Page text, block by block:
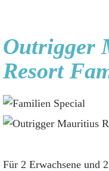
Outrigger
Resort
Für 2 Erwachsene und